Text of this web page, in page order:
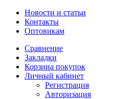
Новости и статьи
Контакты
Оптовикам
Сравнение
Закладки
Корзина покупок
Личный кабинет
Регистрация
Авторизация